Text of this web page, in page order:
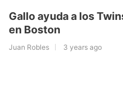
Gallo ayuda a los
en Boston
Juan Robles 3 years ago